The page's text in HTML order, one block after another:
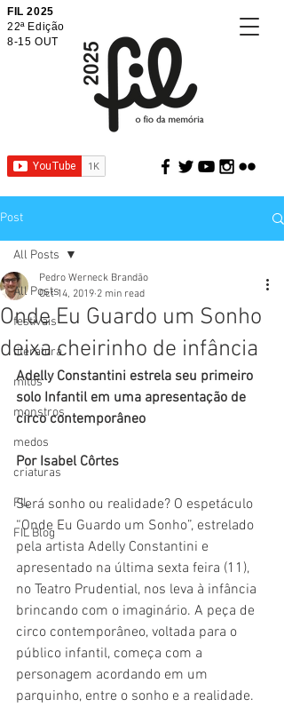
FIL 2025
22ª Edição
8-15 OUT
Post
All Posts
festivais
literatura
mitos
monstros
medos
criaturas
FIL
FIL Blog
All Posts
Onde Eu Guardo um Sonho
deixa cheirinho de infância
Pedro Werneck Brandão
Oct 14, 2019 2 min read
Adelly Constantini estrela seu primeiro
solo Infantil em uma apresentação de
circo contemporâneo
Por Isabel Côrtes
Será sonho ou realidade? O espetáculo
“Onde Eu Guardo um Sonho”, estrelado
pela artista Adelly Constantini e
apresentado na última sexta feira (11),
no Teatro Prudential, nos leva à infância
brincando com o imaginário. A peça de
circo contemporâneo, voltada para o
público infantil, começa com a
personagem acordando em um
parquinho, entre o sonho e a realidade.